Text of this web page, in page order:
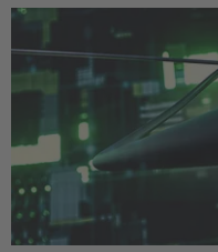
Energy
Standardization
AI & Digital Trust
Health